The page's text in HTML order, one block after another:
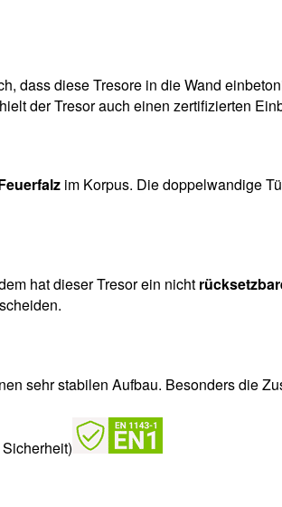
dass diese Tresore in die Wand
der Tresor auch einen zertifizierten
im Korpus. Die doppelwandige
hat dieser Tresor ein nicht
sehr stabilen Aufbau. Besonders die